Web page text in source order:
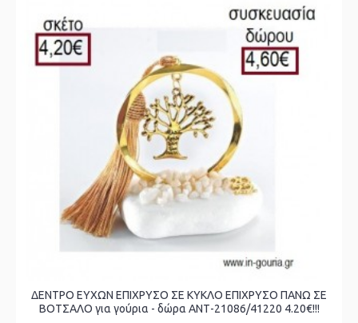
ΔΕΝΤΡΟ ΕΥΧΩΝ ΕΠΙΧΡΥΣΟ ΣΕ ΚΥΚΛΟ ΕΠΙΧΡΥΣΟ ΠΑΝΩ ΣΕ
ΒΟΤΣΑΛΟ για γούρια - δώρα ΑΝΤ-21086/41220 4.20€!!!